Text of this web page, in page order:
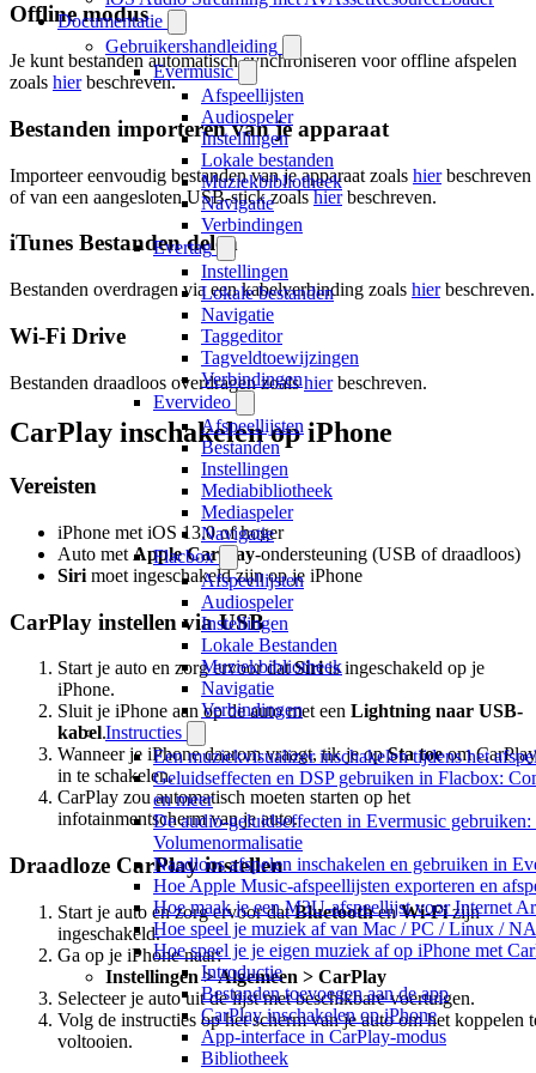
Documentatie
Gebruikershandleiding
Evermusic
Afspeellijsten
Audiospeler
Instellingen
Lokale bestanden
Muziekbibliotheek
Navigatie
Verbindingen
Evertag
Instellingen
Lokale bestanden
Navigatie
Taggeditor
Tagveldtoewijzingen
Verbindingen
Evervideo
Afspeellijsten
Bestanden
Instellingen
Mediabibliotheek
Mediaspeler
Navigatie
Flacbox
Afspeellijsten
Audiospeler
Instellingen
Lokale Bestanden
Muziekbibliotheek
Navigatie
Verbindingen
Instructies
Een muziekvisualizer inschakelen tijdens het
Geluidseffecten en DSP gebruiken in Flacbox:
en meer
De audio-geluidseffecten in Evermusic
Volumenormalisatie
Naadloos afspelen inschakelen en gebruiken in
Hoe Apple Music-afspeellijsten exporteren en
Hoe maak je een M3U-afspeellijst voor Internet
Hoe speel je muziek af van Mac / PC / Linux /
Hoe speel je je eigen muziek af op iPhone met
Introductie
Bestanden toevoegen aan de app
CarPlay inschakelen op iPhone
App-interface in CarPlay-modus
Bibliotheek
Offline modus
Je kunt bestanden automatisch synchroniseren voor offline afspelen
zoals hierbeschreven.
Bestanden importeren van je apparaat
Importeer eenvoudig bestanden van je apparaat zoals hierbeschreven
of van een aangesloten USB-stick zoalshierbeschreven.
iTunes Bestanden delen
Bestanden overdragen via een kabelverbinding zoals hierbeschreven.
Wi-Fi Drive
Bestanden draadloos overdragen zoalshierbeschreven.
CarPlay inschakelen op iPhone
Vereisten
iPhone met iOS 13.0 of hoger
Auto met Apple CarPlay-ondersteuning (USB of draadloos)
Siri moet ingeschakeld zijn op je iPhone
CarPlay instellen via USB
Start je auto en zorg ervoor datSiriis ingeschakeld op je
iPhone.
Sluit je iPhone aan op de auto met een Lightning naar USB-
kabel.
Wanneer je iPhone daarom vraagt, tik je opSta toeom CarPlay
in te schakelen.
CarPlay zou automatisch moeten starten op het
infotainmentscherm van je auto.
Draadloze CarPlay instellen
Start je auto en zorg ervoor datBluetoothenWi-Fizijn
ingeschakeld.
Ga op je iPhone naar:
Instellingen > Algemeen > CarPlay
Selecteer je auto uit de lijst met beschikbare voertuigen.
Volg de instructies op het scherm van je auto om het koppelen
voltooien.